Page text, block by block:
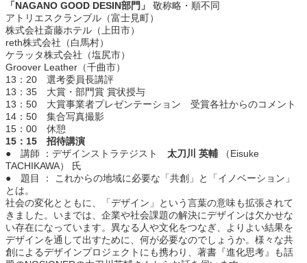
「NAGANO GOOD DESIN部門」
敬称略・順不同
アトリエスクランブル（富士見町）
株式会社斎藤ホテル（上田市）
reth株式会社（白馬村）
ケラッタ株式会社（塩尻市）
Groover Leather（千曲市）
13：20 選考委員長講評
13：35 大賞・部門賞 賞状授与
13：50 大賞事業者プレゼンテーション 受賞各社からのコメント
14：50 集合写真撮影
15：00 休憩
15：15 招待講演
● 講師 ：デザインストラテジスト 太刀川 英輔 （Eisuke
TACHIKAWA） 氏
● 題目 ： これからの地域に必要な「共創」と「イノベーション」
とは。
社会の変化とともに、「デザイン」という言葉の意味も拡張されて
きました。いまでは、企業や社会課題の解決にデザインは欠かせな
い存在になっています。異なる人や文化をつなぎ、よりよい結果を
デザインを通して出すために、何が必要なのでしょうか。様々な共
創によるデザインプロジェクトにも携わり、著書『進化思考』も話